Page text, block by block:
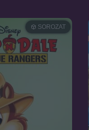
SOROZAT